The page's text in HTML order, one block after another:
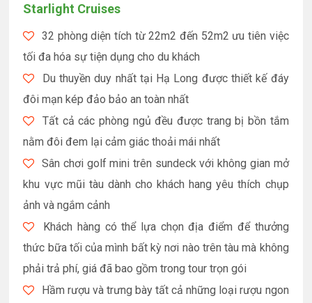
Starlight Cruises
32 phòng diện tích từ 22m2 đến 52m2 ưu tiên việc
tối đa hóa sự tiện dụng cho du khách
Du thuyền duy nhất tại Hạ Long được thiết kế đáy
đôi mạn kép đảo bảo an toàn nhất
Tất cả các phòng ngủ đều được trang bị bồn tắm
nằm đôi đem lại cảm giác thoải mái nhất
Sân chơi golf mini trên sundeck với không gian mở
khu vực mũi tàu dành cho khách hang yêu thích chụp
ảnh và ngắm cảnh
Khách hàng có thể lựa chọn địa điểm để thưởng
thức bữa tối của mình bất kỳ nơi nào trên tàu mà không
phải trả phí, giá đã bao gồm trong tour trọn gói
Hầm rượu và trưng bày tất cả những loại rượu ngon